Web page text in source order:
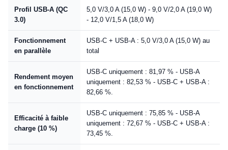
Profil USB-A (QC
3.0)
5,0 V/3,0 A (15,0 W) - 9,0 V/2,0 A (19,0 W)
- 12,0 V/1,5 A (18,0 W)
Fonctionnement
en parallèle
USB-C + USB-A : 5,0 V/3,0 A (15,0 W) au
total
Rendement moyen
en fonctionnement
USB-C uniquement : 81,97 % - USB-A
uniquement : 82,53 % - USB-C + USB-A :
82,66 %.
Efficacité à faible
charge (10 %)
USB-C uniquement : 75,85 % - USB-A
uniquement : 72,67 % - USB-C + USB-A :
73,45 %.